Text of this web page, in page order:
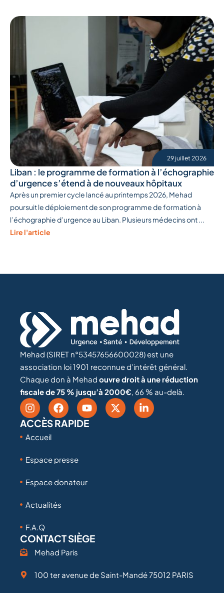
29 juillet 2026
Liban : le programme de formation à l’échographie
d’urgence s’étend à de nouveaux hôpitaux
Après un premier cycle lancé au printemps 2026, Mehad
poursuit le déploiement de son programme de formation à
l’échographie d’urgence au Liban. Plusieurs médecins ont ...
Lire l'article
Mehad (SIRET n°53457656600028) est une
association loi 1901 reconnue d’intérêt général.
Chaque don à Mehad ouvre droit à une réduction
fiscale de 75 % jusqu’à 2000€, 66 % au-delà.
ACCÈS RAPIDE
Accueil
Espace presse
Espace donateur
Actualités
F.A.Q
CONTACT SIÈGE
Mehad Paris
100 ter avenue de Saint-Mandé 75012 PARIS